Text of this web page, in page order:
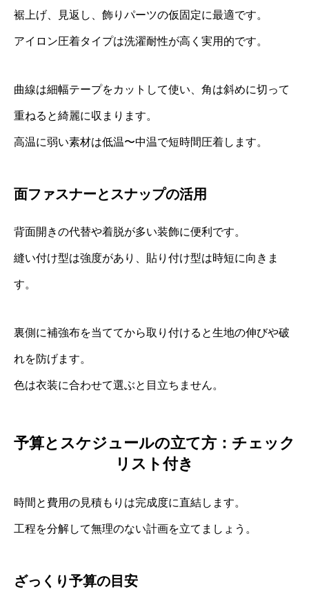
裾上げ、見返し、飾りパーツの仮固定に最適です。
アイロン圧着タイプは洗濯耐性が高く実用的です。
曲線は細幅テープをカットして使い、角は斜めに切って
重ねると綺麗に収まります。
高温に弱い素材は低温〜中温で短時間圧着します。
面ファスナーとスナップの活用
背面開きの代替や着脱が多い装飾に便利です。
縫い付け型は強度があり、貼り付け型は時短に向きま
す。
裏側に補強布を当ててから取り付けると生地の伸びや破
れを防げます。
色は衣装に合わせて選ぶと目立ちません。
予算とスケジュールの立て方：チェック
リスト付き
時間と費用の見積もりは完成度に直結します。
工程を分解して無理のない計画を立てましょう。
ざっくり予算の目安